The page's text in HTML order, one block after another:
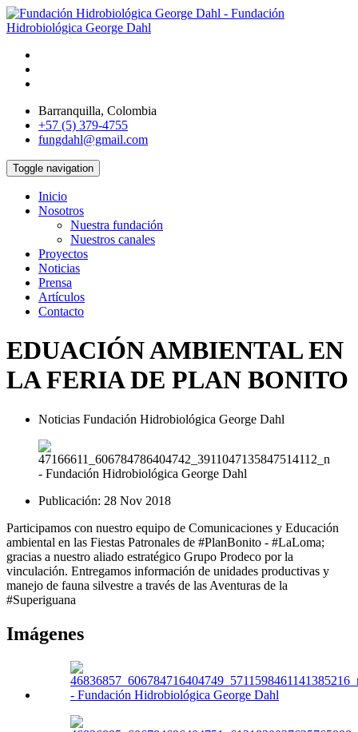
Barranquilla, Colombia
+57 (5) 379-4755
fungdahl@gmail.com
Toggle navigation
Inicio
Nosotros
Nuestra fundación
Nuestros canales
Proyectos
Noticias
Prensa
Artículos
Contacto
EDUACIÓN AMBIENTAL EN
LA FERIA DE PLAN BONITO
Noticias Fundación Hidrobiológica George Dahl
Publicación: 28 Nov 2018
Participamos con nuestro equipo de Comunicaciones y Educación
ambiental en las Fiestas Patronales de #PlanBonito - #LaLoma;
gracias a nuestro aliado estratégico Grupo Prodeco por la
vinculación. Entregamos información de unidades productivas y
manejo de fauna silvestre a través de las Aventuras de la
#Superiguana
Imágenes